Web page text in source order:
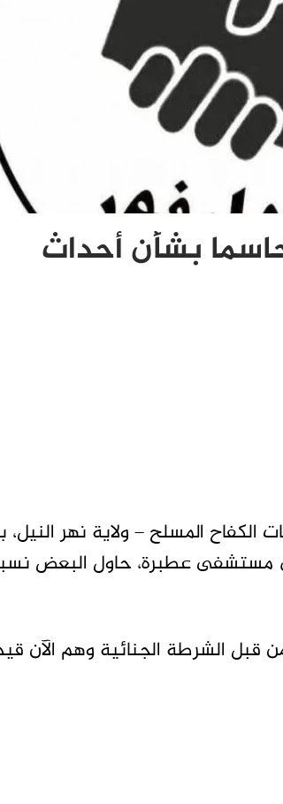
بشأن أحداث
الكفاح المسلح – ولاية نهر
عطبرة، حاول البعض
الشرطة الجنائية وهم الآن